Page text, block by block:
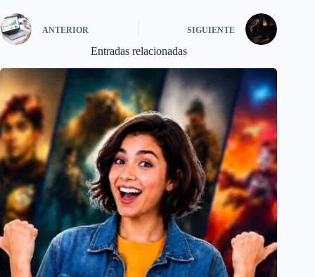
ANTERIOR SIGUIENTE
Entradas relacionadas